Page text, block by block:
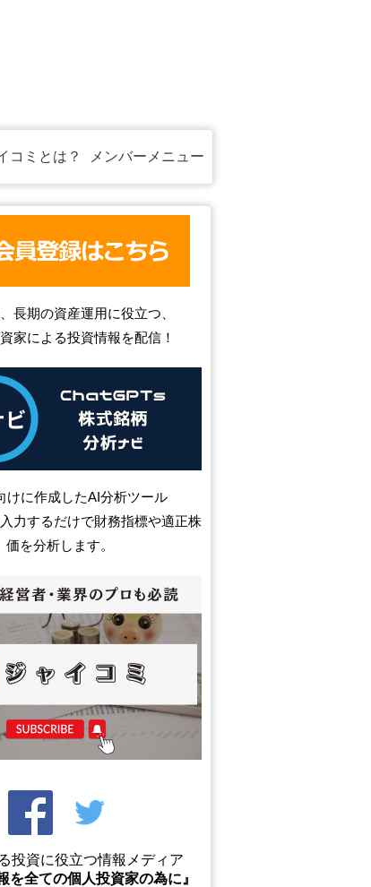
コミとは？ メンバーメニュー
長期の資産運用に役立つ、
家による投資情報を配信！
けに作成したAI分析ツール
力するだけで財務指標や適正株
価を分析します。
投資に役立つ情報メディア
を全ての個人投資家の為に』